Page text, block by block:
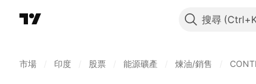
搜尋
市場 印度 股票 能源礦產 煉油/銷售